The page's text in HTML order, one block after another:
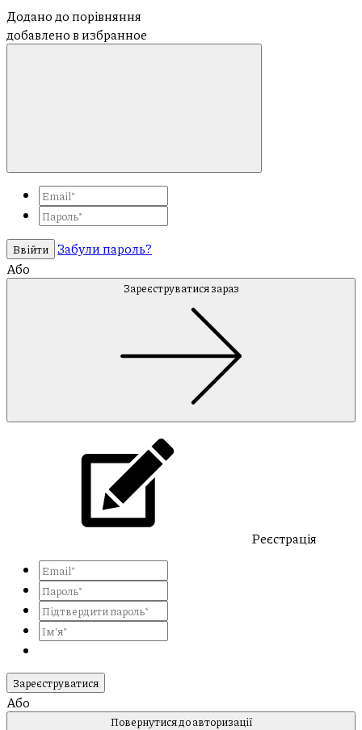
Додано до порівняння
добавлено в избранное
Ввійти
Забули пароль?
Або
Зареєструватися зараз
Реєстрація
Зареєструватися
Або
Повернутися до авторизації